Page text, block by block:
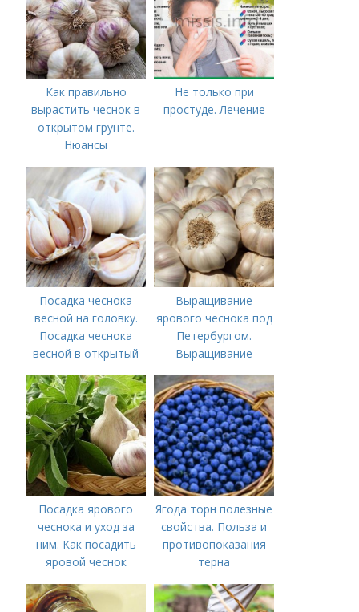
Как правильно
вырастить чеснок в
открытом грунте.
Нюансы
озимого чеснока
Не только при
простуде. Лечение
Посадка чеснока
весной на головку.
Посадка чеснока
весной в открытый
Выращивание
ярового чеснока под
Петербургом.
Выращивание
важных моментов
Посадка ярового
чеснока и уход за
ним. Как посадить
яровой чеснок
Ягода торн полезные
свойства. Польза и
противопоказания
терна